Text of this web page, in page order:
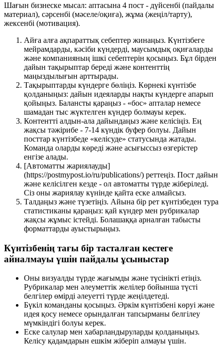
Шағын бизнеске мысал: аптасына 4 пост - дүйсенбі (пайдалы
материал), сәрсенбі (мәселе/оқиға), жұма (жеңіл/тарту),
жексенбі (мотивация).
Айға алға ақпараттық себептер жинаңыз. Күнтізбеге
мейрамдарды, кәсіби күндерді, маусымдық оқиғаларды
және компанияның ішкі себептерін қосыңыз. Бұл бірден
дайын тақырыптар береді және контенттің
маңыздылығын арттырады.
Тақырыптарды күндерге бөліңіз. Көрнекі күнтізбе
қолданыңыз: дайын идеяларды нақты күндерге апарып
қойыңыз. Балансты қараңыз - «бос» апталар немесе
шамадан тыс жүктелген күндер болмауы керек.
Контентті алдын-ала дайындаңыз және келісіңіз. Ең
жақсы тәжірибе - 7-14 күндік буфер болуы. Дайын
посттар күнтізбеде «келісуде» статусында жатады.
Команда оларды көреді және асығыссыз өзгерістер
енгізе алады.
[Автоматты жариялауды]
(https://postmypost.io/ru/publications/) реттеңіз. Пост дайын
және келісілген кезде - ол автоматты түрде жіберіледі.
Сіз оны жариялау күнінде қайта еске алмайсыз.
Талдаңыз және түзетіңіз. Айына бір рет күнтізбеден тура
статистиканы қараңыз: қай күндер мен рубрикалар
жақсы жұмыс істейді. Болашаққа арналған табысты
форматтарды ауыстырыңыз.
Күнтізбенің тағы бір тасталған кестеге
айналмауы үшін пайдалы ұсыныстар
Оны визуалды түрде жағымды және түсінікті етіңіз.
Рубрикалар мен әлеуметтік желілер бойынша түсті
белгілер өмірді әлеуетті түрде жеңілдетеді.
Бүкіл команданы қосыңыз. Әркім күнтізбені көруі және
идея қосу немесе орындалған тапсырманы белгілеу
мүмкіндігі болуы керек.
Еске салулар мен хабарландыруларды қолданыңыз.
Келісу қадамдарын ешкім жіберіп алмауы үшін.